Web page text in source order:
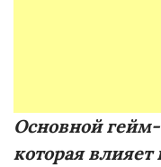
Основной
которая